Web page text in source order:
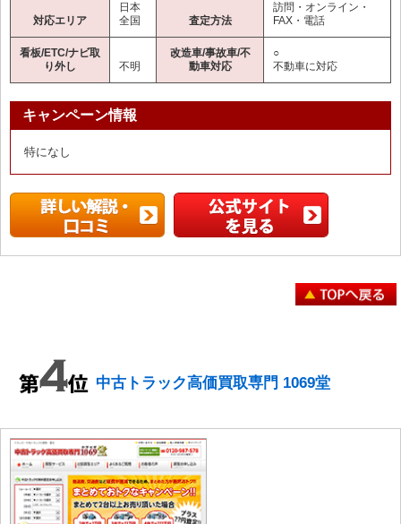
対応エリア
日本
全国
査定方法
訪問・オンライン・
FAX・電話
看板/ETC/ナビ取
り外し
不明
改造車/事故車/不
動車対応
○
不動車に対応
キャンペーン情報
特になし
中古トラック高価買取専門 1069堂